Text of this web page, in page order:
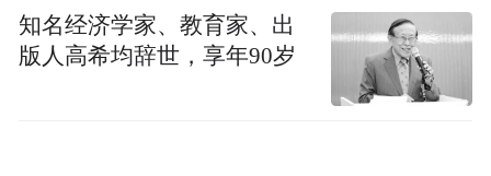
知名经济学家、教育家、出
版人高希均辞世，享年90岁